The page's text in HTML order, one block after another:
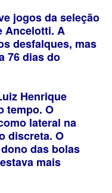
jogos da seleção
Ancelotti. A
desfalques, mas
76 dias do
Henrique
tempo. O
lateral na
discreta. O
das bolas
mais